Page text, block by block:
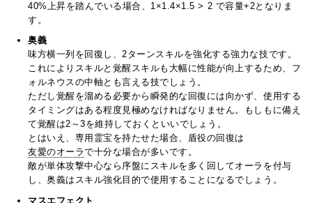
40%上昇を踏んでいる場合、1×1.4×1.5 > 2 で容量+2となりま
す。
奥義
味方横一列を回復し、2ターンスキルを強化する強力な技です。
これによりスキルと覚醒スキルも大幅に性能が向上するため、フ
ォルネウスの中軸とも言える技でしょう。
ただし覚醒を溜める必要から瞬発的な回復には向かず、使用する
タイミングはある程度見極めなければなりません。もしもに備え
て覚醒は2～3を維持しておくといいでしょう。
とはいえ、専用霊宝を持たせた場合、盾役の回復は
友愛のオーラで十分な場合が多いです。
敵が単体攻撃中心なら序盤にスキルを多く回してオーラを付与
し、奥義はスキル強化目的で使用することになるでしょう。
マスエフェクト